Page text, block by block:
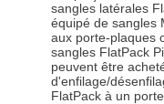
sangles latérales
équipé de sangles
aux porte-plaques
sangles FlatPack
peuvent être
d'enfilage/
FlatPack à un